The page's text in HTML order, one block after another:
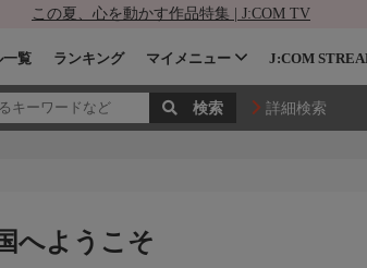
この夏、心を動かす作品特集 | J:COM TV
一覧 ランキング マイメニュー J:COM
詳細検索
へようこそ